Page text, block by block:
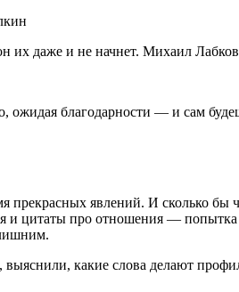
их даже и не начнет. Михаил
благодарности — и сам
явлений. И сколько бы
и цитаты про отношения ―
какие слова делают